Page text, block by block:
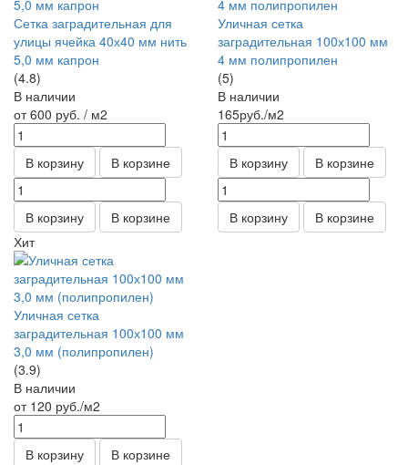
Сетка заградительная для
улицы ячейка 40х40 мм нить
5,0 мм капрон
(4.8)
В наличии
от 600 руб. / м2
В корзину В корзине
В корзину В корзине
Уличная сетка
заградительная 100х100 мм
4 мм полипропилен
(5)
В наличии
165руб./м2
В корзину В корзине
В корзину
В корзине
Хит
Уличная сетка
заградительная 100х100 мм
3,0 мм (полипропилен)
(3.9)
В наличии
от 120 руб./м2
В корзину В корзине